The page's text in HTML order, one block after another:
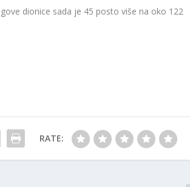
dionice sada je 45 posto više na oko 122
RATE: